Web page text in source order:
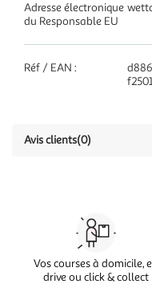
Adresse électronique
du Responsable EU
Réf / EAN :
Avis clients(0)
Vos courses à domicile,
drive ou click & collect